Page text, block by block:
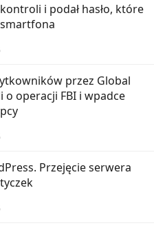
i podał hasło, które
przez Global
o operacji FBI i wpadce
Przejęcie serwera